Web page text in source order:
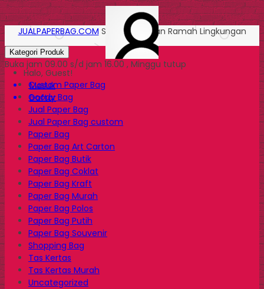
Halo, Guest!
Masuk
Daftar
JUALPAPERBAG.COM Solusi Kemasan Ramah Lingkungan
Kategori Produk
Buka jam 09.00 s/d jam 16.00 , Minggu tutup
Custom Paper Bag
Goody Bag
Jual Paper Bag
Jual Paper Bag custom
Paper Bag
Paper Bag Art Carton
Paper Bag Butik
Paper Bag Coklat
Paper Bag Kraft
Paper Bag Murah
Paper Bag Polos
Paper Bag Putih
Paper Bag Souvenir
Shopping Bag
Tas Kertas
Tas Kertas Murah
Uncategorized